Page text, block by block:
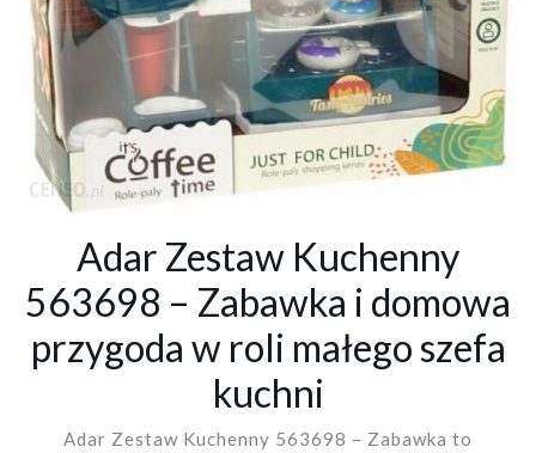
Adar Zestaw Kuchenny
563698 – Zabawka i domowa
przygoda w roli małego szefa
kuchni
Adar Zestaw Kuchenny 563698 – Zabawka to